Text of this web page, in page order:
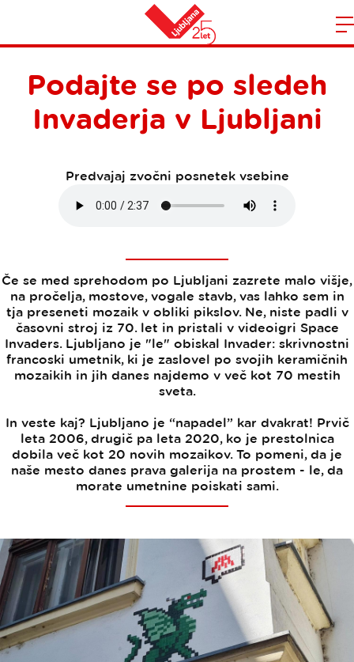
Domov
Podajte se po sledeh
Invaderja v Ljubljani
Predvajaj zvočni posnetek vsebine
Če se med sprehodom po Ljubljani zazrete malo višje,
na pročelja, mostove, vogale stavb, vas lahko sem in
tja preseneti mozaik v obliki pikslov. Ne, niste padli v
časovni stroj iz 70. let in pristali v videoigri Space
Invaders. Ljubljano je "le" obiskal Invader: skrivnostni
francoski umetnik, ki je zaslovel po svojih keramičnih
mozaikih in jih danes najdemo v več kot 70 mestih
sveta.
In veste kaj? Ljubljano je “napadel” kar dvakrat! Prvič
leta 2006, drugič pa leta 2020, ko je prestolnica
dobila več kot 20 novih mozaikov. To pomeni, da je
naše mesto danes prava galerija na prostem - le, da
morate umetnine poiskati sami.